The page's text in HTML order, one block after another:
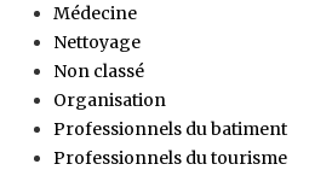
Médecine
Nettoyage
Non classé
Organisation
Professionnels du batiment
Professionnels du tourisme